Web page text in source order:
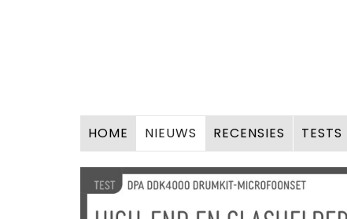
HOME NIEUWS RECENSIES TESTS